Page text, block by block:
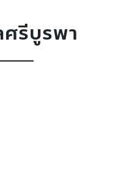
ศรีบูรพา